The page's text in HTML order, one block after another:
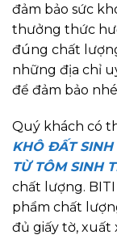
đảm bảo sức
thưởng thức
đúng chất
những địa chỉ
để đảm bảo
Quý khách có
KHÔ ĐẤT
TỪ TÔM SINH
chất lượng.
phẩm chất
đủ giấy tờ, xuất